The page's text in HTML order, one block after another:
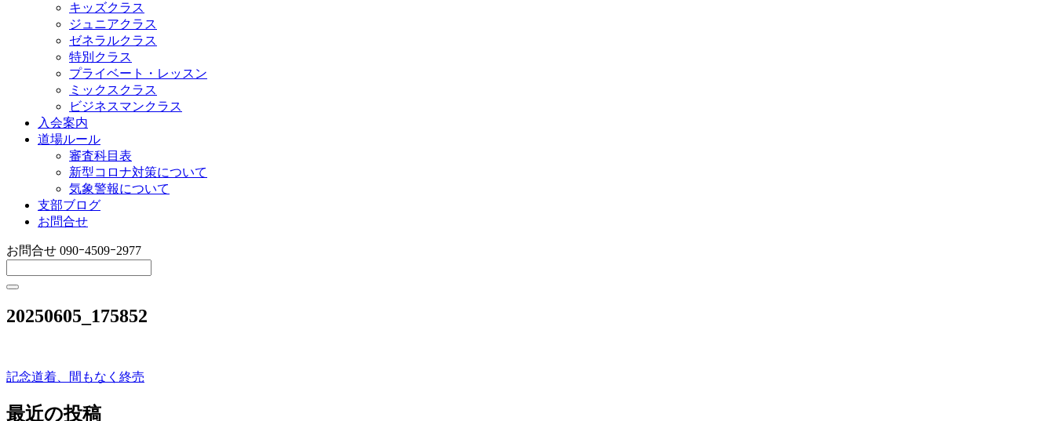
キッズクラス
ジュニアクラス
ゼネラルクラス
特別クラス
プライベート・レッスン
ミックスクラス
ビジネスマンクラス
入会案内
道場ルール
審査科目表
新型コロナ対策について
気象警報について
支部ブログ
お問合せ
お問合せ 090ｰ4509ｰ2977
20250605_175852
投
稿
記念道着、間もなく終売
最近の投稿